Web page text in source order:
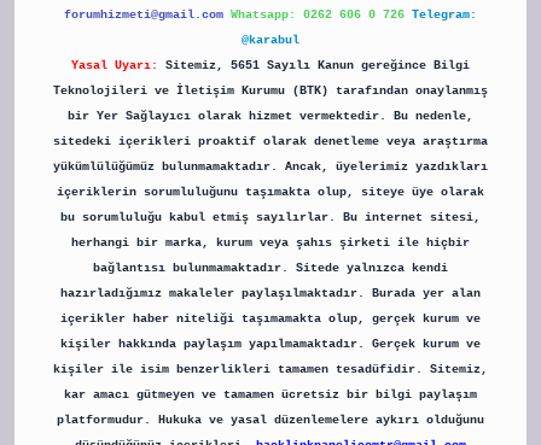
forumhizmeti@gmail.com Whatsapp: 0262 606 0 726 Telegram:
@karabul
Yasal Uyarı:
Sitemiz, 5651 Sayılı Kanun gereğince Bilgi
Teknolojileri ve İletişim Kurumu (BTK) tarafından onaylanmış
bir Yer Sağlayıcı olarak hizmet vermektedir. Bu nedenle,
sitedeki içerikleri proaktif olarak denetleme veya araştırma
yükümlülüğümüz bulunmamaktadır. Ancak, üyelerimiz yazdıkları
içeriklerin sorumluluğunu taşımakta olup, siteye üye olarak
bu sorumluluğu kabul etmiş sayılırlar. Bu internet sitesi,
herhangi bir marka, kurum veya şahıs şirketi ile hiçbir
bağlantısı bulunmamaktadır. Sitede yalnızca kendi
hazırladığımız makaleler paylaşılmaktadır. Burada yer alan
içerikler haber niteliği taşımamakta olup, gerçek kurum ve
kişiler hakkında paylaşım yapılmamaktadır. Gerçek kurum ve
kişiler ile isim benzerlikleri tamamen tesadüfidir. Sitemiz,
kar amacı gütmeyen ve tamamen ücretsiz bir bilgi paylaşım
platformudur. Hukuka ve yasal düzenlemelere aykırı olduğunu